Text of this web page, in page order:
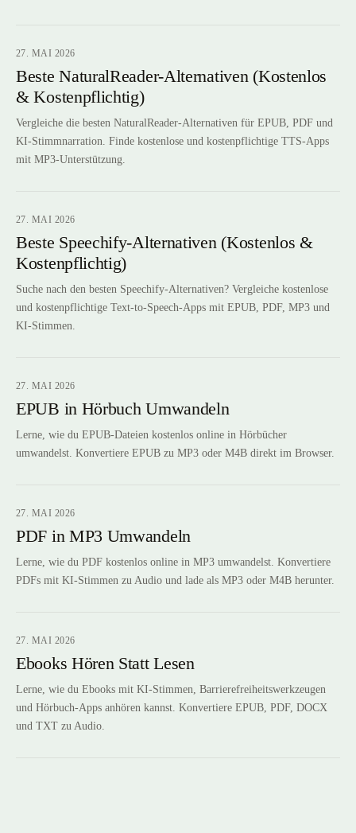
27. MAI 2026
Beste NaturalReader-Alternativen (Kostenlos
& Kostenpflichtig)
Vergleiche die besten NaturalReader-Alternativen für EPUB, PDF und
KI-Stimmnarration. Finde kostenlose und kostenpflichtige TTS-Apps
mit MP3-Unterstützung.
27. MAI 2026
Beste Speechify-Alternativen (Kostenlos &
Kostenpflichtig)
Suche nach den besten Speechify-Alternativen? Vergleiche kostenlose
und kostenpflichtige Text-to-Speech-Apps mit EPUB, PDF, MP3 und
KI-Stimmen.
27. MAI 2026
EPUB in Hörbuch Umwandeln
Lerne, wie du EPUB-Dateien kostenlos online in Hörbücher
umwandelst. Konvertiere EPUB zu MP3 oder M4B direkt im Browser.
27. MAI 2026
PDF in MP3 Umwandeln
Lerne, wie du PDF kostenlos online in MP3 umwandelst. Konvertiere
PDFs mit KI-Stimmen zu Audio und lade als MP3 oder M4B herunter.
27. MAI 2026
Ebooks Hören Statt Lesen
Lerne, wie du Ebooks mit KI-Stimmen, Barrierefreiheitswerkzeugen
und Hörbuch-Apps anhören kannst. Konvertiere EPUB, PDF, DOCX
und TXT zu Audio.